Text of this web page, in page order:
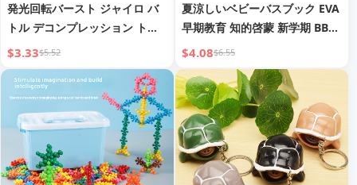
発光回転バースト ジャイロ バ
トル デコンプレッション トイ
子供 男の子
$3.33$5.52
夏涼しいベビーバスブック EVA
早期教育 知的啓蒙 新学期 BBコ
ールコレクション付き
$4.08$6.55